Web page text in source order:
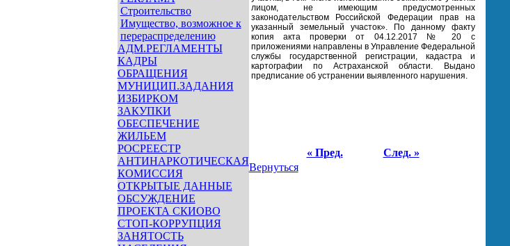
Строительство
Имущество, возможное к
перераспределению
АДМ.РЕГЛАМЕНТЫ
КАДРЫ
ОБРАЩЕНИЯ
МУНИЦИП.ЗАДАНИЯ
ИЗБИРКОМ
ЗАКУПКИ
ОБЕСПЕЧЕНИЕ
ЖИЛЬЕМ
РОСРЕЕСТР
АНТИНАРКОТИЧЕСКАЯ
КОМИССИЯ
ОТКРЫТЫЕ ДАННЫЕ
ОБСУЖДЕНИЕ
ПРОЕКТА СКИОВО
СТОП-КОРРУПЦИЯ
ЗАНЯТОСТЬ
лицом, не имеющим предусмотренных
законодательством Российской Федерации прав на
указанный земельный участок». По данному факту
копия акта
проверки от 04.12.2017 № 20 с
приложениями направлены в Управление Федеральной
службы государственной регистрации, кадастра и
картографии по Астраханской области. Выдано
предписание об устранении выявленного нарушения.
« Пред.
След. »
Вернуться